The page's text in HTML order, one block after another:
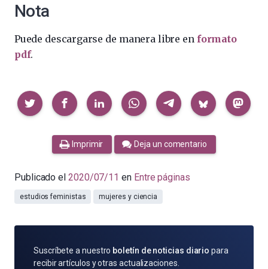
Nota
Puede descargarse de manera libre en formato
pdf.
Compartir
Imprimir Deja un comentario
Publicado el 2020/07/11 en Entre páginas
estudios feministas mujeres y ciencia
SUSCRÍBETE
POR
Suscríbete a nuestro boletín de noticias diario para
recibir artículos y otras actualizaciones.